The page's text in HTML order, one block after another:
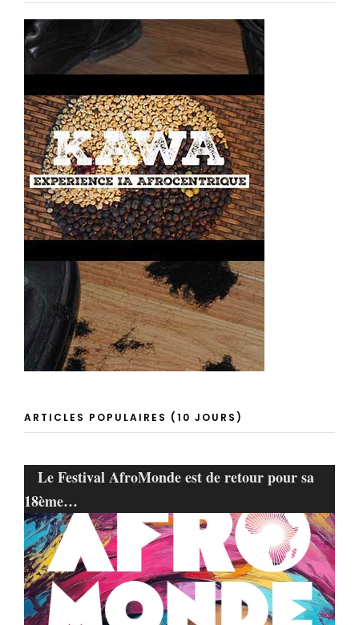
ARTICLES POPULAIRES (10 JOURS)
Le Festival AfroMonde est de retour pour sa
18ème…